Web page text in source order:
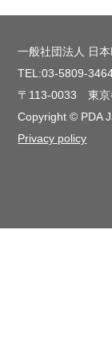
一般社団法人 日
TEL:03-5809-
〒113-0033 東京
Copyright © PDA
Privacy policy